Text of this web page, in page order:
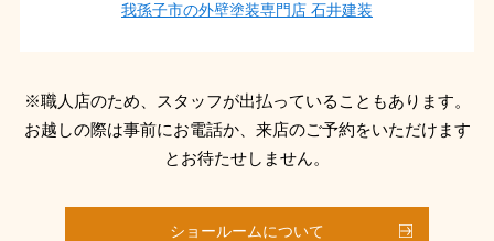
我孫子市の外壁塗装専門店 石井建装
※職人店のため、スタッフが出払っていることもあります。
お越しの際は事前にお電話か、来店のご予約をいただけます
とお待たせしません。
ショールームについて